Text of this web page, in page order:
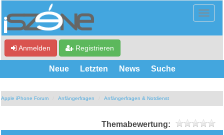
Anmelden Registrieren
Neue Letzten News Suche
Apple iPhone Forum Anfängerfragen Anfängerfragen & Notdienst
Themabewertung: